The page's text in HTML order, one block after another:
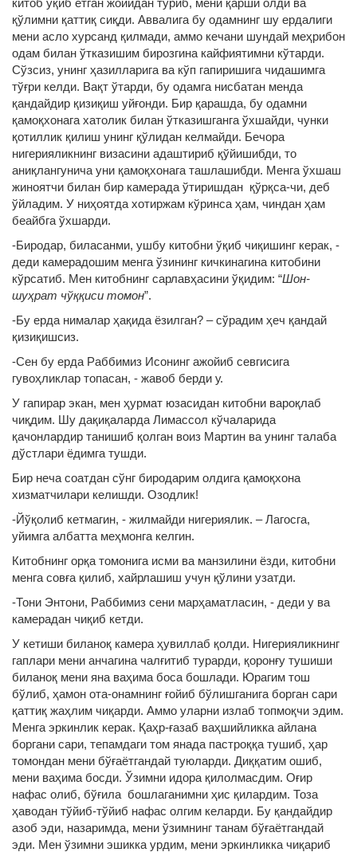
китоб ўқиб ётган жойидан туриб, мени қарши олди ва
қўлимни қаттиқ сиқди. Аввалига бу одамнинг шу ердалиги
мени асло хурсанд қилмади, аммо кечани шундай меҳрибон
одам билан ўтказишим бирозгина кайфиятимни кўтарди.
Сўзсиз, унинг ҳазилларига ва кўп гапиришига чидашимга
тўғри келди. Вақт ўтарди, бу одамга нисбатан менда
қандайдир қизиқиш уйғонди. Бир қарашда, бу одамни
қамоқхонага хатолик билан ўтказишганга ўхшайди, чунки
қотиллик қилиш унинг қўлидан келмайди. Бечора
нигерияликнинг визасини адаштириб қўйишибди, то
аниқлангунича уни қамоқхонага ташлашибди. Менга ўхшаш
жиноятчи билан бир камерада ўтиришдан қўрқса-чи, деб
ўйладим. У ниҳоятда хотиржам кўринса ҳам, чиндан ҳам
беайбга ўхшарди.
-Биродар, биласанми, ушбу китобни ўқиб чиқишинг керак, -
деди камерадошим менга ўзининг кичкинагина китобини
кўрсатиб. Мен китобнинг сарлавҳасини ўқидим: “Шон-
шуҳрат чўққиси томон”.
-Бу ерда нималар ҳақида ёзилган? – сўрадим ҳеч қандай
қизиқишсиз.
-Сен бу ерда Раббимиз Исонинг ажойиб севгисига
гувоҳликлар топасан, - жавоб берди у.
У гапирар экан, мен ҳурмат юзасидан китобни вароқлаб
чиқдим. Шу дақиқаларда Лимассол кўчаларида
қачонлардир танишиб қолган воиз Мартин ва унинг талаба
дўстлари ёдимга тушди.
Бир неча соатдан сўнг биродарим олдига қамоқхона
хизматчилари келишди. Озодлик!
-Йўқолиб кетмагин, - жилмайди нигериялик. – Лагосга,
уйимга албатта меҳмонга келгин.
Китобнинг орқа томонига исми ва манзилини ёзди, китобни
менга совға қилиб, хайрлашиш учун қўлини узатди.
-Тони Энтони, Раббимиз сени марҳаматласин, - деди у ва
камерадан чиқиб кетди.
У кетиши биланоқ камера ҳувиллаб қолди. Нигерияликнинг
гаплари мени анчагина чалғитиб турарди, қоронғу тушиши
биланоқ мени яна ваҳима боса бошлади. Юрагим тош
бўлиб, ҳамон ота-онамнинг ғойиб бўлишганига борган сари
қаттиқ жаҳлим чиқарди. Аммо уларни излаб топмоқчи эдим.
Менга эркинлик керак. Қаҳр-ғазаб ваҳшийликка айлана
боргани сари, тепамдаги том янада пастроққа тушиб, ҳар
томондан мени бўғаётгандай туюларди. Диққатим ошиб,
мени ваҳима босди. Ўзимни идора қилолмасдим. Оғир
нафас олиб, бўғила бошлаганимни ҳис қилардим. Тоза
ҳаводан тўйиб-тўйиб нафас олгим келарди. Бу қандайдир
азоб эди, назаримда, мени ўзимнинг танам бўғаётгандай
эди. Мен ўзимни эшикка урдим, мени эркинликка чиқариб